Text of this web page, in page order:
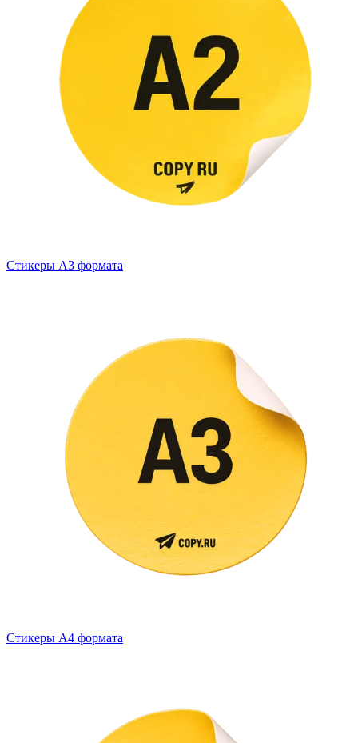
Стикеры А3 формата
Стикеры А4 формата